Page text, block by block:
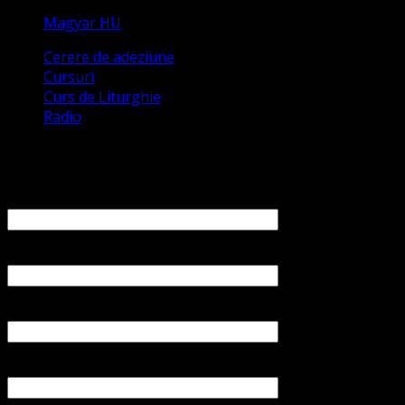
Magyar HU
Cerere de adeziune
Cursuri
Curs de Liturghie
Radio